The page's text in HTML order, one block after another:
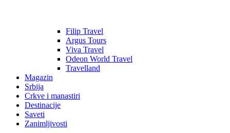
Filip Travel
Argus Tours
Viva Travel
Odeon World Travel
Travelland
Magazin
Srbija
Crkve i manastiri
Destinacije
Saveti
Zanimljivosti